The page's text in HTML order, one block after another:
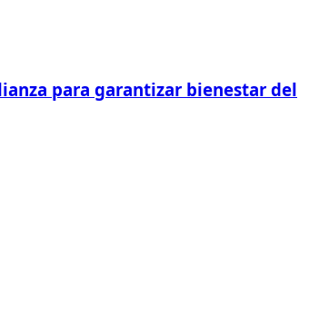
para garantizar bienestar del